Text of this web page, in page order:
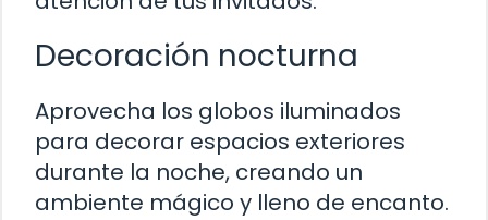
Decoración nocturna
Aprovecha los globos iluminados
para decorar espacios exteriores
durante la noche, creando un
ambiente mágico y lleno de encanto.